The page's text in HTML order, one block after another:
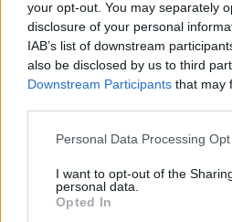
your opt-out. You may separately
disclosure of your personal
IAB’s list of downstream
also be disclosed by us to third
Downstream Participants that may
Please note that this website/app
not limited to your visit or usage
grant or deny consent to Google
use your data for below specified
Personal Data Processing
I want to opt-out of the
personal data.
Opted In
Így egy belső utazásra hív
a vezetőnk lenni, csak a határig
megáll, és ránk bízza, hogy
visszafordulunk. (...) Egy belső
lehetővé teszi, hogy
A művész 2002 óta kutatja a